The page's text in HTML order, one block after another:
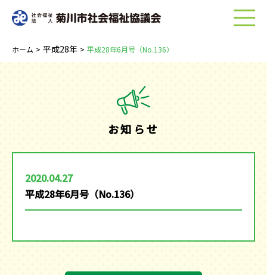
ホーム > 平成28年 > 平成28年6月号（No.136）
お知らせ
2020.04.27
平成28年6月号（No.136）